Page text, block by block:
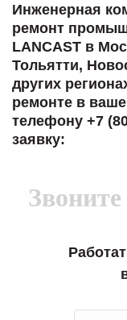
Инженерная
ремонт
LANCAST в
Тольятти,
других
ремонте в
телефону +7
заявку:
Звоните